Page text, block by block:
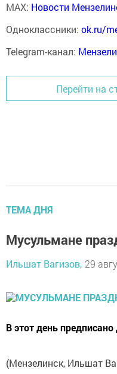
MAX: Новости
Одноклассники: ok.ru/
Telegram-канал:
Перейти на
ТЕМА ДНЯ
Мусульмане
Ильшат Вагизов, 29
В этот день
(Мензелинск, Ильшат